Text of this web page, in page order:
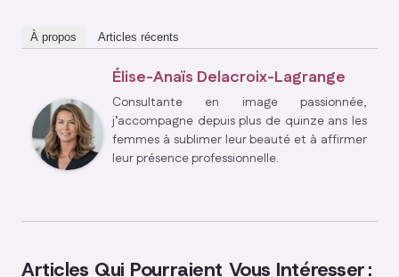
À propos Articles récents
Élise-Anaïs Delacroix-Lagrange
Consultante en image passionnée,
j’accompagne depuis plus de quinze ans les
femmes à sublimer leur beauté et à affirmer
leur présence professionnelle.
Articles Qui Pourraient Vous Intéresser :